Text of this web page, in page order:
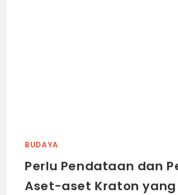
BUDAYA
Perlu Pendataan dan
Aset-aset Kraton yang